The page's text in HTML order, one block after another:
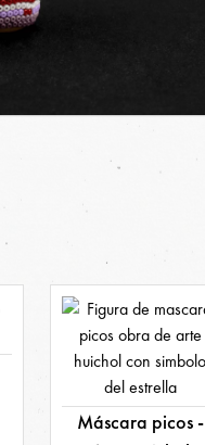
Máscara picos -